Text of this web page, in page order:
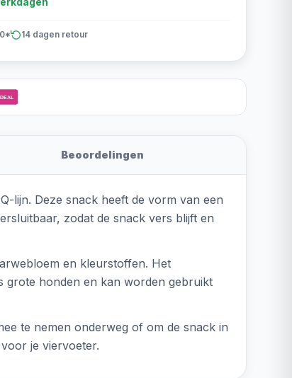
14 dagen retour
Beoordelingen
lijn. Deze snack heeft de vorm van een
zodat de snack vers blijft en
en kleurstoffen. Het
grote honden en kan worden gebruikt
te nemen onderweg of om de snack in
je viervoeter.